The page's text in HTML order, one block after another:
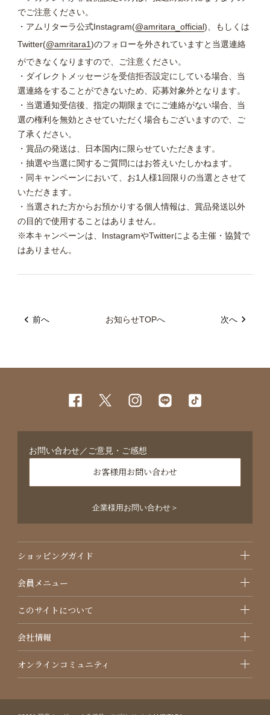
でご注意ください。
・アムリターラ公式Instagram(@amritara_official)、もしくは
Twitter(@amritara1)のフォローを外されていますと当選連絡
ができなくなりますので、ご注意ください。
・ダイレクトメッセージを受信拒否設定にしている場合、当
選連絡をすることができないため、応募対象外となります。
・当選通知受信後、指定の期限までにご連絡がない場合、当
選の権利を無効とさせていただく場合もございますので、ご
了承ください。
・賞品の発送は、日本国内に限らせていただきます。
・抽選や当選に関するご質問にはお答えいたしかねます。
・同キャンペーンにおいて、お1人様1回限りの当選とさせて
いただきます。
・当選された方からお預かりする個人情報は、賞品発送以外
の目的で使用することはありません。
※本キャンペーンは、InstagramやTwitterによる主催・協賛で
はありません。
前へ お知らせTOPへ 次へ
お問い合わせ／ご意見・ご感想
お客様用お問い合わせ
企業様用お問い合わせ＞
ショッピングガイド
会員メニュー
このサイトについて
会社情報
オンラインコミュニティ